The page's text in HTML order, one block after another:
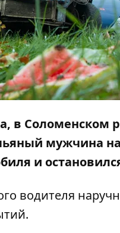
в Соломенском
мужчина на
и
водителя